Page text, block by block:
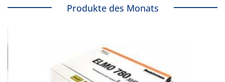
Produkte des Monats